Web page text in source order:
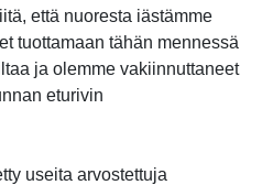
että nuoresta iästämme
tuottamaan tähän mennessä
ja olemme vakiinnuttaneet
eturivin
useita arvostettuja